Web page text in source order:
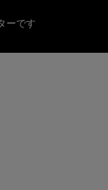
ーです